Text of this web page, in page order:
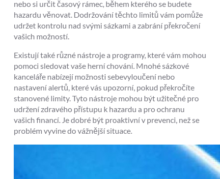
nebo si určit časový rámec, během kterého se budete
hazardu věnovat. Dodržování těchto limitů vám pomůže
udržet kontrolu nad svými sázkami a zabrání překročení
vašich možností.
Existují také různé nástroje a programy, které vám mohou
pomoci sledovat vaše herní chování. Mnohé sázkové
kanceláře nabízejí možnosti sebevyloučení nebo
nastavení alertů, které vás upozorní, pokud překročíte
stanovené limity. Tyto nástroje mohou být užitečné pro
udržení zdravého přístupu k hazardu a pro ochranu
vašich financí. Je dobré být proaktivní v prevenci, než se
problém vyvine do vážnější situace.